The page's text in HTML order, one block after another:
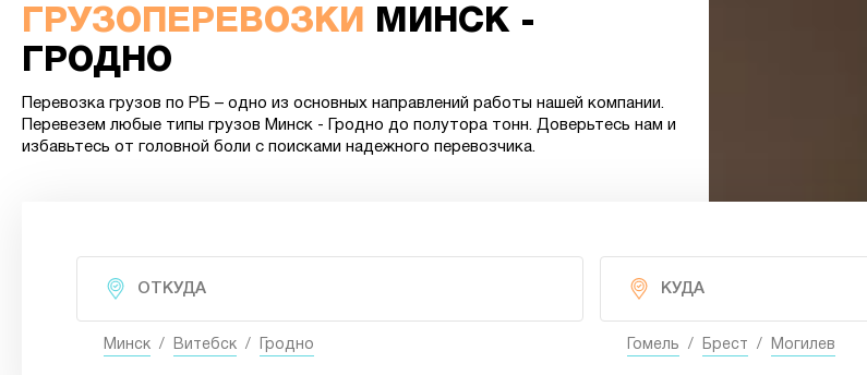
ГРУЗОПЕРЕВОЗКИ
МИНСК -
ГРОДНО
Перевозка грузов по РБ – одно из основных направлений работы нашей компании.
Перевезем любые типы грузов Минск - Гродно до полутора тонн. Доверьтесь нам и
избавьтесь от головной боли с поисками надежного перевозчика.
Минск / Витебск / Гродно Гомель / Брест / Могилев